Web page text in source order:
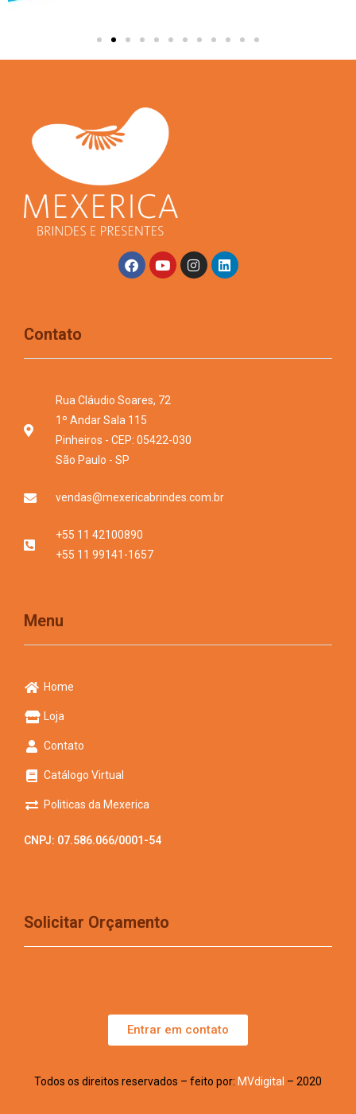
Contato
Rua Cláudio Soares, 72
1º Andar Sala 115
Pinheiros - CEP: 05422-030
São Paulo - SP
vendas@mexericabrindes.com.br
+55 11 42100890
+55 11 99141-1657
Menu
Home
Loja
Contato
Catálogo Virtual
Politicas da Mexerica
CNPJ: 07.586.066/0001-54
Solicitar Orçamento
Entrar em contato
Todos os direitos reservados – feito por: MVdigital – 2020